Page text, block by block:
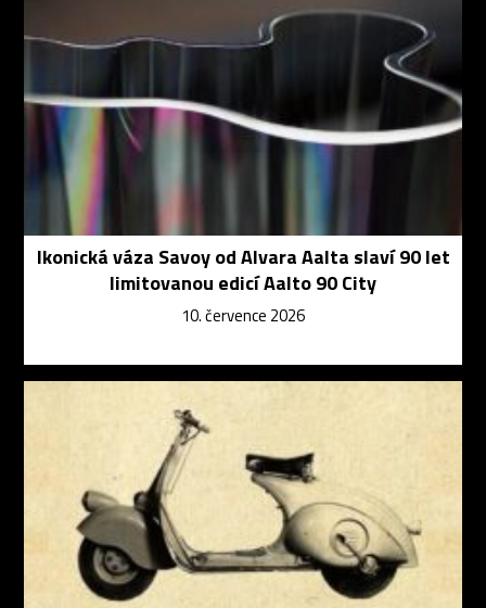
Ikonická váza Savoy od Alvara Aalta slaví 90 let
limitovanou edicí Aalto 90 City
10. července 2026